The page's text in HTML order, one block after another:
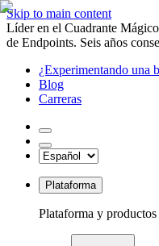
Skip to main content
Líder en el Cuadrante
de Endpoints. Seis años
¿Experimentando una
Blog
Carreras
Plataforma
Plataforma y productos